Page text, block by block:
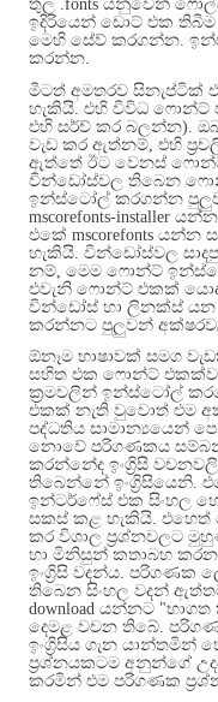
තුල .fonts යනුවෙන්
ඉදිරියෙන් ඩොට් එක තිබීම
මෙහි සේව් කරගන්න.
කරන්න.
මීටත් අමතරව
හැකියි එහි විවිධ ෆොන්ට්
එහි සර්ච් කර බලන්න).
වැඩ කර ඇත්නම් එහි
ඇත්තේ ඊට වෙනස්
වින්ඩෝස්වල තිබෙන
ඉන්ස්ටෝල් කරගන්න
mscorefonts-installer යන්න
එකේ mscorefonts යන්න
හැකියි වින්ඩෝස්වල
නම් මෙම ෆොන්ට්
එවැනි ෆොන්ට් එකක්
වින්ඩෝස් හා ලිනක්ස් යන
කරන්නට පුලුවන්
ඕනෑම භාෂාවක් සමග
සහිත එක ෆොන්ට්
ක්‍රමවලින් ඉන්ස්ටෝල්
එකක් නැති වුවොත් එම
පද්ධතිය සාමාන්‍යයෙන්
නොවේ පරිගණකය
කරන්නේද ඉංග්‍රිසි
තිබෙන්නේ ඉංග්‍රිසියෙනි.
ඉන්ටර්ෆේස් එක සිංහල
සකස් කළ හැකියි. එහෙත්
කර විශාල ප්‍රශ්නවලට
හා මිනිසුන් කතාබහ
ඉංග්‍රිසි වදන්ය. පරිගණක
තිබෙන සිංහල වදන්
download යන්නට "භාගත
දෙමළ වචන තිබේ.
ඉංග්‍රිසිය ගැන යාන්තමින්
ප්‍රශ්නයකටම අනුන්ගේ
කරමින් එම පරිගණක